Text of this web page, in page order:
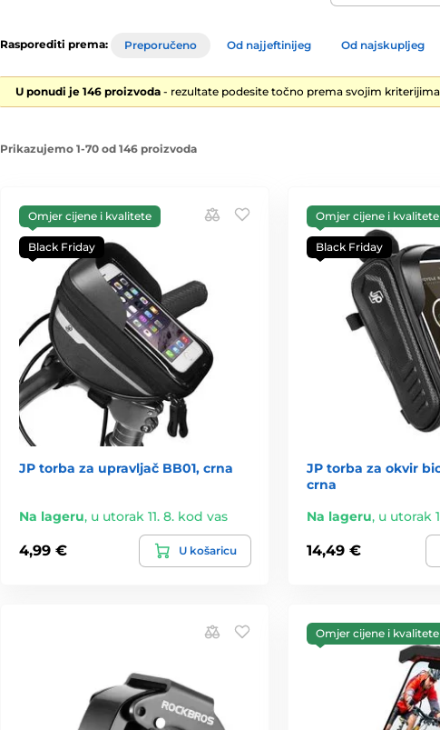
Rasporediti prema: Preporučeno Od najjeftinijeg Od najskupljeg
U ponudi je 146 proizvoda - rezultate podesite točno prema svojim
Prikazujemo 1-70 od 146 proizvoda
Omjer cijene i kvalitete
Black Friday
JP torba za upravljač BB01, crna
Na lageru, u utorak 11. 8. kod vas
4,99 € U košaricu
Omjer cijene i kvalitete
Black Friday
JP torba za okvir
crna
Na lageru, u utorak
14,49 €
Omjer cijene i kvalitete